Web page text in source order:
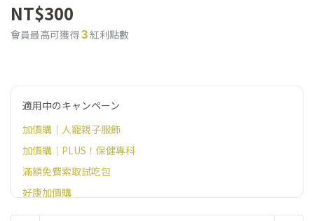
NT$300
會員最高可獲得3紅利點數
適用中のキャンペーン
加價購｜人寵親子服飾
加價購｜PLUS！保健專科
滿額免費索取試吃包
好康加價購